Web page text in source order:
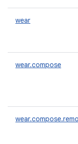
wear
wear.compose